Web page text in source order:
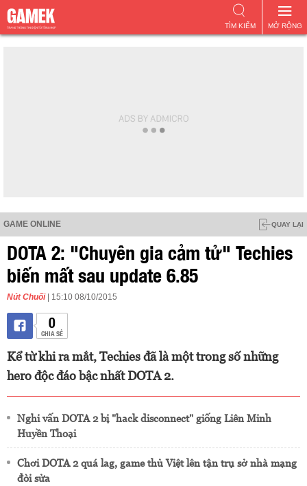
MỞ RỘNG
TÌM KIẾM
GAME ONLINE QUAY LẠI
DOTA 2: "Chuyên gia cảm tử" Techies
biến mất sau update 6.85
Nút Chuối | 15:10 08/10/2015
0
CHIA SẺ
Kể từ khi ra mắt, Techies đã là một trong số những
hero độc đáo bậc nhất DOTA 2.
Nghi vấn DOTA 2 bị "hack disconnect" giống Liên Minh
Huyền Thoại
Chơi DOTA 2 quá lag, game thủ Việt lên tận trụ sở nhà mạng
đòi sửa